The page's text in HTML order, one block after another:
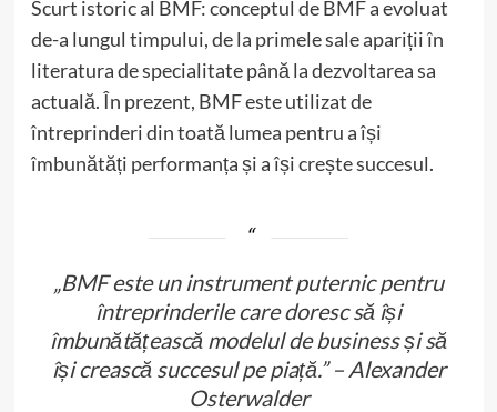
Scurt istoric al BMF: conceptul de BMF a evoluat
de-a lungul timpului, de la primele sale apariții în
literatura de specialitate până la dezvoltarea sa
actuală. În prezent, BMF este utilizat de
întreprinderi din toată lumea pentru a își
îmbunătăți performanța și a își crește succesul.
„BMF este un instrument puternic pentru
întreprinderile care doresc să își
îmbunătățească modelul de business și să
își crească succesul pe piață.” – Alexander
Osterwalder